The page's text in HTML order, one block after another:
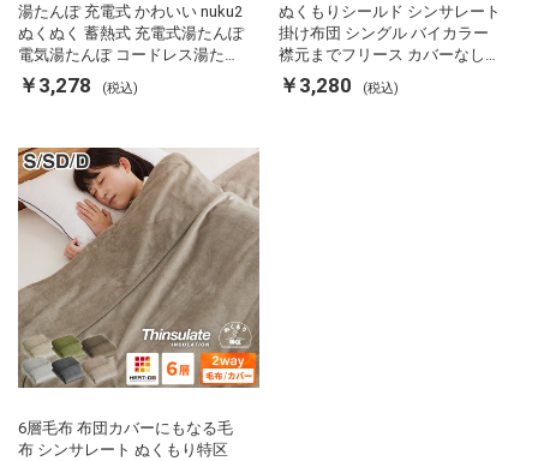
湯たんぽ 充電式 かわいい nuku2
ぬくぬく 蓄熱式 充電式湯たんぽ
電気湯たんぽ コードレス湯たん
ぽ エコ 節電 節約 省エネ 充電式
エコ電気あんか EWT-2143 スリ
￥3,278 (税込)
ぬくもりシールド シンサレート
掛け布団 シングル バイカラー
襟元までフリース カバーなしで
使える 軽い 丸洗い 断熱 保温 抗
菌防臭 洗える 防ダニ 軽量 ホコ
￥3,280 (税込)
6層毛布 布団カバーにもなる毛
布 シンサレート ぬくもり特区